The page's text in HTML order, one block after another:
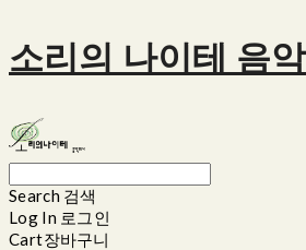
소리의 나이테 음
Search 검색
Log In 로그인
Cart장바구니